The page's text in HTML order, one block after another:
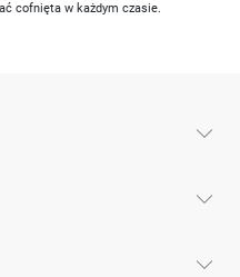
cofnięta w każdym czasie.